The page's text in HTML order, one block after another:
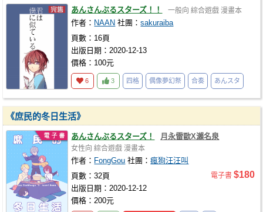
あんさんぶるスターズ！！ 一般向 綜合遊戲 漫畫本
作者： NAAN 社團：sakuraiba
頁數：16頁
出版日期：2020-12-13
價格：100元
6 3 四格 偶像夢幻祭 合奏 あんスタ
《庶民的冬日生活》
あんさんぶるスターズ！ 月永雷歐X瀨名泉
女性向 綜合遊戲 漫畫本
作者： FongGou 社團：瘋狗汪汪叫
頁數：32頁
出版日期：2020-12-12
價格：200元
電子書 $180